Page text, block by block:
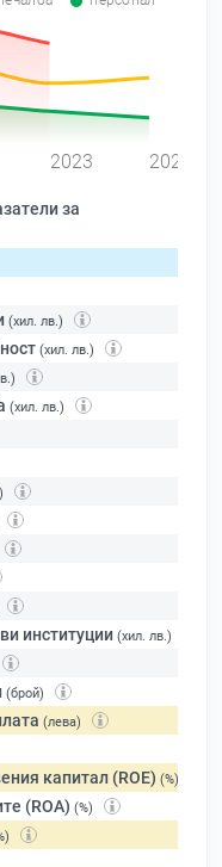
2023 2024
за
(хил. лв.)
(хил. лв.)
(хил. лв.)
институции (хил. лв.)
(брой)
(лева)
капитал (ROE) (%)
(ROA) (%)